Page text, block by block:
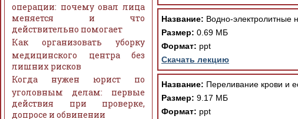
Название: Водно-электролитные
Размер: 0.69 МБ
Формат: ppt
Скачать лекцию
Название: Переливание крови и
Размер: 9.17 МБ
Формат: ppt
операции: почему овал лица
меняется и что
действительно помогает
Как организовать уборку
медицинского центра без
лишних рисков
Когда нужен юрист по
уголовным делам: первые
действия при проверке,
допросе и обвинении